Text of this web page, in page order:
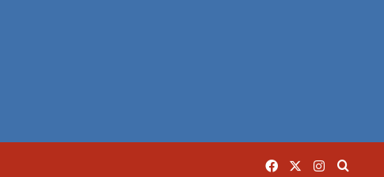
Facebook Instagram